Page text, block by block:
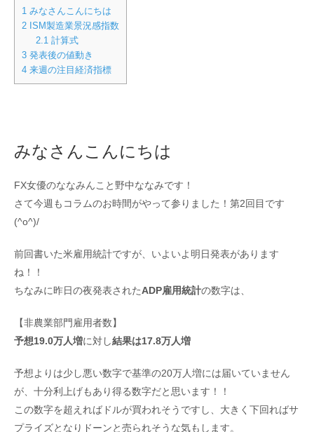
1 みなさんこんにちは
2 ISM製造業景況感指数
2.1 計算式
3 発表後の値動き
4 来週の注目経済指標
みなさんこんにちは
FX女優のななみんこと野中ななみです！
さて今週もコラムのお時間がやって参りました！第2回目です
(^o^)/
前回書いた米雇用統計ですが、いよいよ明日発表があります
ね！！
ちなみに昨日の夜発表されたADP雇用統計の数字は、
【非農業部門雇用者数】
予想19.0万人増に対し結果は17.8万人増
予想よりは少し悪い数字で基準の20万人増には届いていません
が、十分利上げもあり得る数字だと思います！！
この数字を超えればドルが買われそうですし、大きく下回ればサ
プライズとなりドーンと売られそうな気もします。